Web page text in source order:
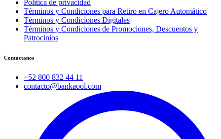
Política de privacidad
Términos y Condiciones para Retiro en Cajero Automático
Términos y Condiciones Digitales
Términos y Condiciones de Promociones, Descuentos y
Patrocinios
Contáctanos
+52 800 832 44 11
contacto@bankaool.com